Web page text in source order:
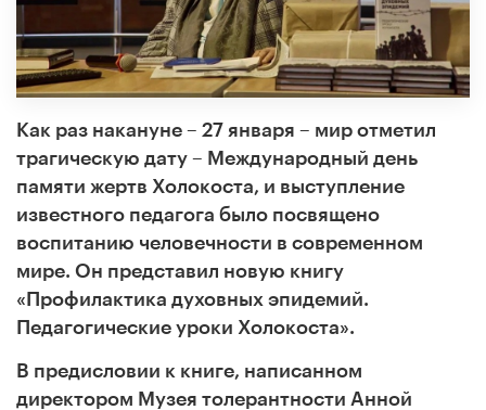
Как раз накануне – 27 января – мир отметил
трагическую дату – Международный день
памяти жертв Холокоста, и выступление
известного педагога было посвящено
воспитанию человечности в современном
мире. Он представил новую книгу
«Профилактика духовных эпидемий.
Педагогические уроки Холокоста».
В предисловии к книге, написанном
директором Музея толерантности Анной